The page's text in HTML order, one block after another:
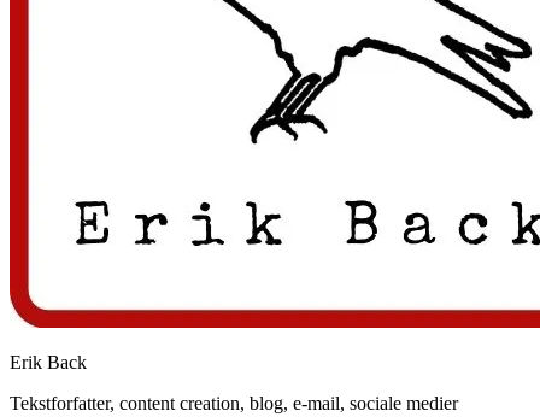
Erik Back
Tekstforfatter, content creation, blog, e-mail, sociale medier